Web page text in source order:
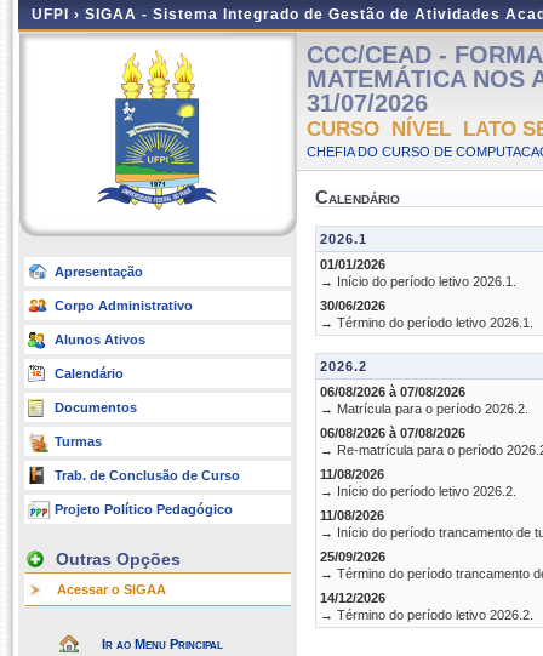
UFPI › SIGAA - Sistema Integrado de Gestão de Atividades
Apresentação
Corpo Administrativo
Alunos Ativos
Calendário
Documentos
Turmas
Trab. de Conclusão de Curso
Projeto Político Pedagógico
Outras Opções
Acessar o SIGAA
Ir ao Menu Principal
CCC/CEAD -
MATEMÁTICA NOS
31/07/2026
CURSO NÍVEL LATO
CHEFIA DO CURSO DE
Calendário
2026.1
01/01/2026
→ Início do período letivo 2026.1.
30/06/2026
→ Término do período letivo 2026.1.
2026.2
06/08/2026 à 07/08/2026
→ Matrícula para o período 2026.2.
06/08/2026 à 07/08/2026
→ Re-matrícula para o período
11/08/2026
→ Início do período letivo 2026.2.
11/08/2026
→ Início do período trancamento de
25/09/2026
→ Término do período trancamento
14/12/2026
→ Término do período letivo 2026.2.